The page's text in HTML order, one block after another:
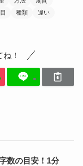
目 種類
違い
！
数の目安！1分